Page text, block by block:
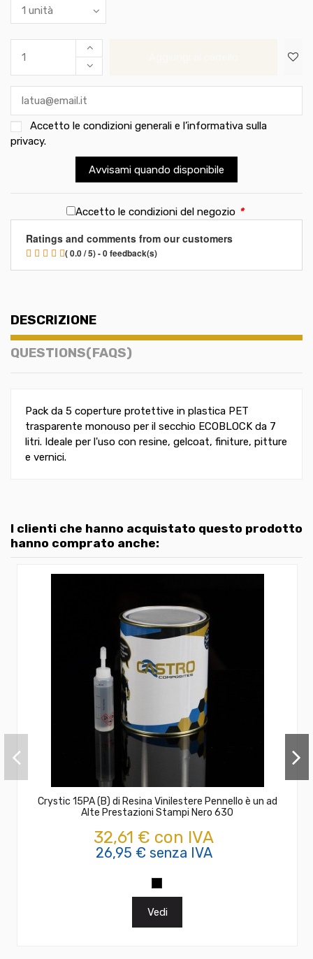
Accetto le condizioni generali e l’informativa sulla
privacy.
Avvisami quando disponibile
Accetto le condizioni del negozio *
Ratings and comments from our customers
( 0.0 / 5) - 0 feedback(s)
DESCRIZIONE
QUESTIONS(FAQS)
Pack da 5 coperture protettive in plastica PET
trasparente monouso per il secchio ECOBLOCK da 7
litri. Ideale per l'uso con resine, gelcoat, finiture, pitture
e vernici.
I clienti che hanno acquistato questo prodotto
hanno comprato anche:
Crystic 15PA (B) di Resina Vinilestere Pennello è un ad
Alte Prestazioni Stampi Nero 630
32,61 € con IVA
26,95 € senza IVA
Vedi